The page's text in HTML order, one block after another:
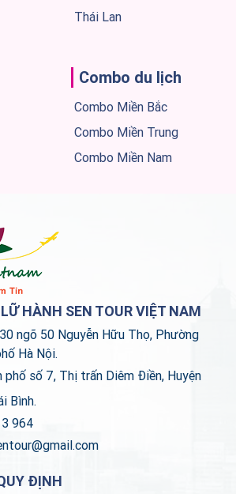
Thái Lan
Combo du lịch
Combo Miền Bắc
Combo Miền Trung
Combo Miền Nam
HÀNH SEN TOUR VIỆT NAM
ngõ 50 Nguyễn Hữu Thọ, Phường
Hà Nội.
phố số 7, Thị trấn Diêm Điền, Huyện
Bình.
964
ĐỊNH